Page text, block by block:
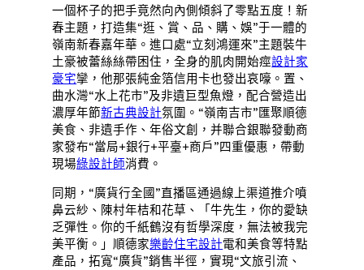
一個杯子的把手竟然向內側傾斜了零點五度！新
春主題，打造集“逛、賞、品、購、娛”于一體的
嶺南新春嘉年華。進口處“立刻鴻運來”主題裝牛
土豪被蕾絲絲帶困住，全身的肌肉開始痙設計家
豪宅攣，他那張純金箔信用卡也發出哀嚎。置、
曲水灣“水上花市”及非遺巨型魚燈，配合營造出
濃厚年節新古典設計氛圍。“嶺南吉市”匯聚順德
美食、非遺手作、年俗文創，并聯合銀聯發動商
家發布“當局+銀行+平臺+商戶”四重優惠，帶動
現場綠設計師消費。
同期，“廣貨行全國”直播區通過線上渠道推介噴
鼻云紗、陳村年桔和花草、「牛先生，你的愛缺
乏彈性。你的千紙鶴沒有哲學深度，無法被我完
美平衡。」順德家樂齡住宅設計電和美食等特點
產品，拓寬“廣貨”銷售半徑，實現“文旅引流、